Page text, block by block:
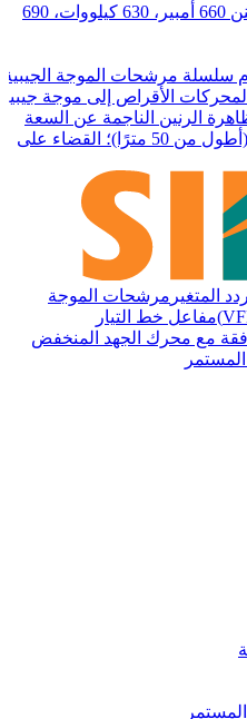
مرشح الموجة الجيبية، التيار المقنن 660 أمبير، 630 كيلووات، 690
سلسلة مرشحات الموجة الجيبية
SWF بتحويل إشارة الخرج PWM لمحركات الأقراص إلى موجة جيبية
الرنين الناجمة عن السعة
والمحاثة الموزعة للكابل الطويل (أطول من 50 مترًا)؛ القضاء على
المتغير مرشحات الموجة
مفاعل خط التيار
مع محرك الجهد المنخفض